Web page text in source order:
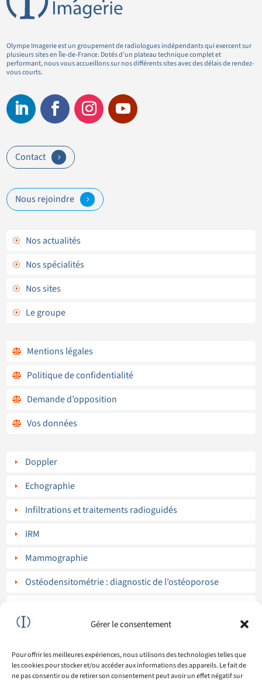
Gérer le consentement
Pour offrir les meilleures expériences, nous utilisons des technologies telles que
les cookies pour stocker et/ou accéder aux informations des appareils. Le fait de
ne pas consentir ou de retirer son consentement peut avoir un effet négatif sur
Olympe Imagerie est un groupement de radiologues indépendants qui exercent sur
plusieurs sites en Île-de-France. Dotés d’un plateau technique complet et
performant, nous vous accueillons sur nos différents sites avec des délais de rendez-
vous courts.
5
Contact
5
Nous rejoindre
I Nos actualités
I Nos spécialités
I Nos sites
I Le groupe
 Mentions légales
 Politique de confidentialité
 Demande d’opposition
 Vos données
E Doppler
E Echographie
E Infiltrations et traitements radioguidés
E IRM
E Mammographie
E Ostéodensitométrie : diagnostic de l’ostéoporose
E Radiologie interventionnelle
E Scanner
E Dexa Scan